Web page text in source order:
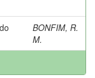
BONFIM, R.
M.